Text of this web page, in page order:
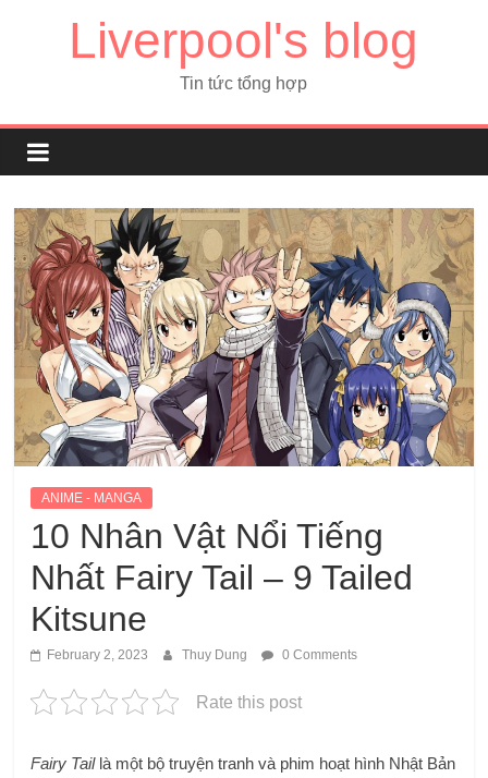
Liverpool's blog
Tin tức tổng hợp
ANIME - MANGA
10 Nhân Vật Nổi Tiếng
Nhất Fairy Tail – 9 Tailed
Kitsune
February 2, 2023 Thuy Dung 0 Comments
Rate this post
Fairy Taillà một bộ truyện tranh và phim hoạt hình Nhật Bản